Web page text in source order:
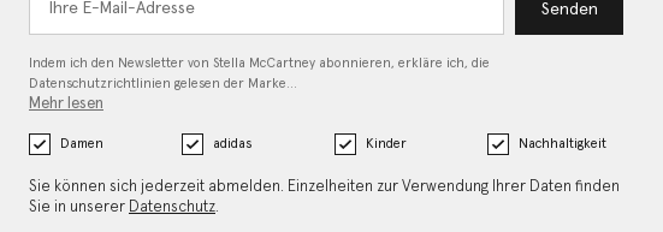
Senden
Indem ich den Newsletter von Stella McCartney abonnieren, erkläre ich, die
Datenschutzrichtlinien gelesen der Marke…
Mehr lesen
Damen adidas Kinder Nachhaltigkeit
Sie können sich jederzeit abmelden. Einzelheiten zur Verwendung Ihrer Daten finden
Sie in unserer Datenschutz.